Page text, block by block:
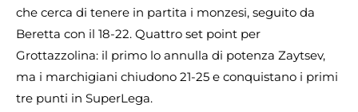
che cerca di tenere in partita i monzesi, seguito da
Beretta con il 18-22. Quattro set point per
Grottazzolina: il primo lo annulla di potenza Zaytsev,
ma i marchigiani chiudono 21-25 e conquistano i primi
tre punti in SuperLega.